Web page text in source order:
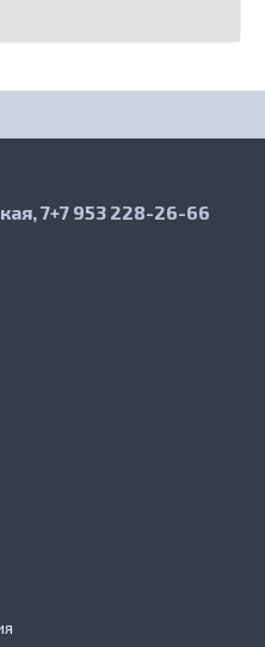
7+7 953 228-26-66